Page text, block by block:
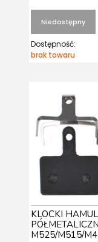
Niedostępny
Dostępność:
brak towaru
KLOCKI
M525/M515/